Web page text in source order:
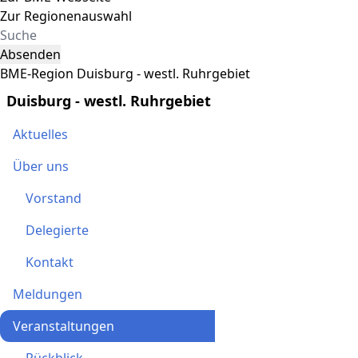
Zur Regionenauswahl
Absenden
BME-Region Duisburg - westl. Ruhrgebiet
Duisburg - westl. Ruhrgebiet
Aktuelles
Über uns
Vorstand
Delegierte
Kontakt
Meldungen
Veranstaltungen